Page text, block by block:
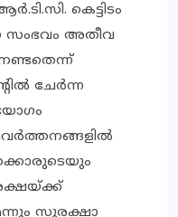
കെട്ടിടം
സംഭവം അതീവ
ചേര്‍ന്ന
സുരക്ഷാ